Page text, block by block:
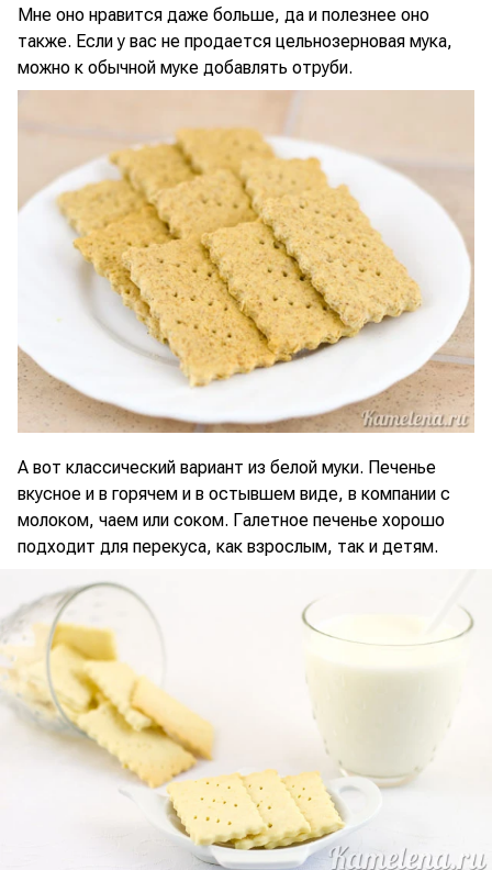
Мне оно нравится даже больше, да и полезнее оно
также. Если у вас не продается цельнозерновая мука,
можно к обычной муке добавлять отруби.
А вот классический вариант из белой муки. Печенье
вкусное и в горячем и в остывшем виде, в компании с
молоком, чаем или соком. Галетное печенье хорошо
подходит для перекуса, как взрослым, так и детям.